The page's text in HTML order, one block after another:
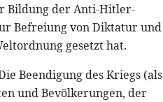
Bildung der Anti-Hitler-
Befreiung von Diktatur und
gesetzt hat.
Beendigung des Kriegs (als
und Bevölkerungen, der